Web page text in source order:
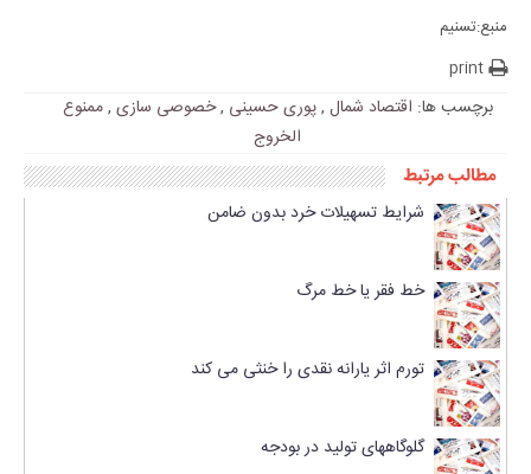
منبع:تسنیم
print
برچسب ها: اقتصاد شمال ,پوری حسینی ,خصوصی سازی ,ممنوع
الخروج
مطالب مرتبط
شرایط تسهیلات خرد بدون ضامن
خط فقر یا خط مرگ
تورم اثر یارانه نقدی را خنثی می کند
گلوگاههای تولید در بودجه